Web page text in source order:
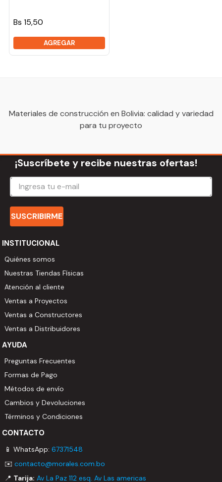
Bs 15,50
AGREGAR
Materiales de construcción en Bolivia: calidad y variedad
para tu proyecto
¡Suscríbete y recibe nuestras ofertas!
SUSCRIBIRME
INSTITUCIONAL
Quiénes somos
Nuestras Tiendas Físicas
Atención al cliente
Ventas a Proyectos
Ventas a Constructores
Ventas a Distribuidores
AYUDA
Preguntas Frecuentes
Formas de Pago
Métodos de envío
Cambios y Devoluciones
Términos y Condiciones
CONTACTO
📱 WhatsApp:67371548
✉️contacto@morales.com.bo
📍 Tarija: Av La Paz 112 esq. Av Las americas